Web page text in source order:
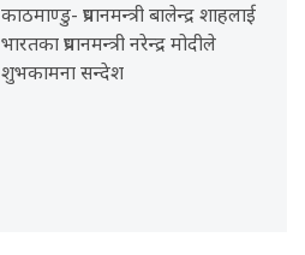
काठमाण्डु- प्रधानमन्त्री बालेन्द्र शाहलाई
भारतका प्रधानमन्त्री नरेन्द्र मोदीले
शुभकामना सन्देश